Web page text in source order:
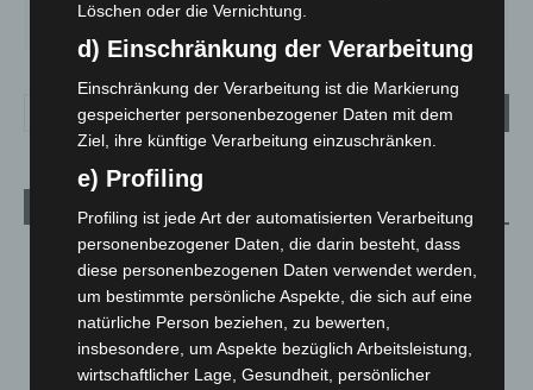
19° 27 ° 33°
Aktuelle Beiträge
Niedersachsen: Feuerwehrkräfte kehren nach
Waldbrandeinsatz aus Spanien zurück
7. August 2026
Hannover: Erste Tigermücken-Population in Niedersachsen
entdeckt
Löschen oder die Vernichtung.
d) Einschränkung der Verarbeitung
Einschränkung der Verarbeitung ist die Markierung
gespeicherter personenbezogener Daten mit dem
Ziel, ihre künftige Verarbeitung einzuschränken.
e) Profiling
Profiling ist jede Art der automatisierten Verarbeitung
personenbezogener Daten, die darin besteht, dass
diese personenbezogenen Daten verwendet werden,
um bestimmte persönliche Aspekte, die sich auf eine
natürliche Person beziehen, zu bewerten,
insbesondere, um Aspekte bezüglich Arbeitsleistung,
wirtschaftlicher Lage, Gesundheit, persönlicher